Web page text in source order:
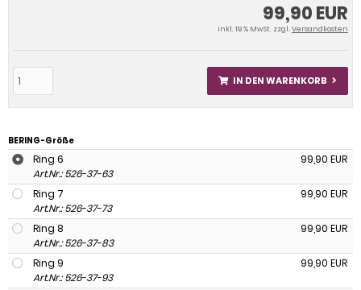
99,90 EUR
inkl. 19 % MwSt. zzgl.Versandkosten
IN DEN WARENKORB
BERING-Größe
Ring 6
99,90 EUR
Art.Nr.: 526-37-63
Ring 7
99,90 EUR
Art.Nr.: 526-37-73
Ring 8
99,90 EUR
Art.Nr.: 526-37-83
Ring 9
99,90 EUR
Art.Nr.: 526-37-93